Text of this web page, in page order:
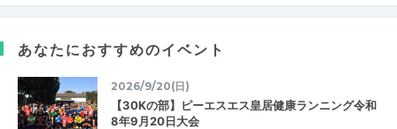
あなたにおすすめのイベント
2026/9/20(日)
【30Kの部】ピーエスエス皇居健康ランニング令和
8年9月20日大会